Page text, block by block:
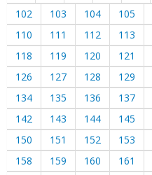
102
103 104 105
110
111 112 113
118
119 120 121
126
127 128 129
134
135 136 137
142
143 144 145
150
151 152 153
158
159 160 161